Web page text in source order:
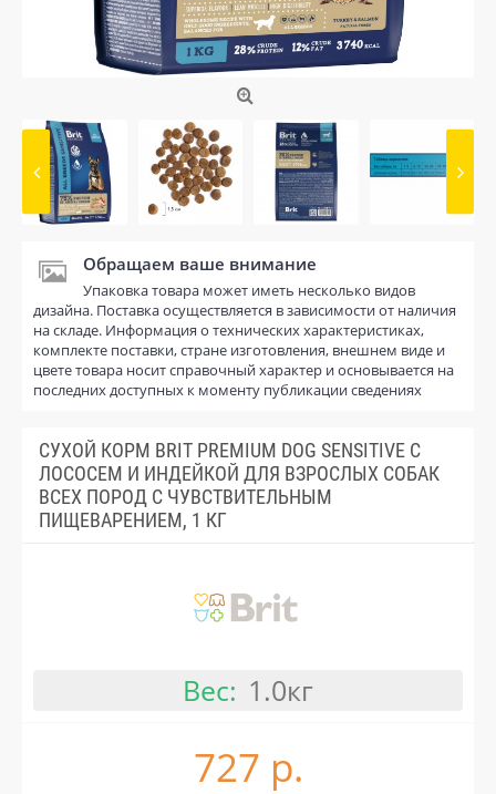
Обращаем ваше внимание
Упаковка товара может иметь несколько видов
дизайна. Поставка осуществляется в зависимости от наличия
на складе. Информация о технических характеристиках,
комплекте поставки, стране изготовления, внешнем виде и
цвете товара носит справочный характер и основывается на
последних доступных к моменту публикации сведениях
СУХОЙ КОРМ BRIT PREMIUM DOG SENSITIVE С
ЛОСОСЕМ И ИНДЕЙКОЙ ДЛЯ ВЗРОСЛЫХ СОБАК
ВСЕХ ПОРОД С ЧУВСТВИТЕЛЬНЫМ
ПИЩЕВАРЕНИЕМ, 1 КГ
Вес: 1.0кг
727 р.